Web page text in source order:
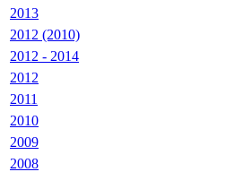
2013
2012 (2010)
2012 - 2014
2012
2011
2010
2009
2008